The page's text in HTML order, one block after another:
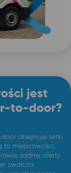
jest
to-door?
obejmuje setki
to miejscowości,
żadnej oferty
zwalcza